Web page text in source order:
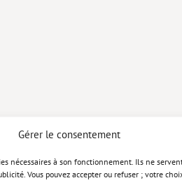
Gérer le consentement
nécessaires à son fonctionnement. Ils ne
Vous pouvez accepter ou refuser ; votre